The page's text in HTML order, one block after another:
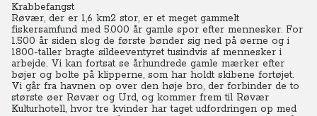
Krabbefangst
Røvær, der er 1,6 km2 stor, er et meget gammelt
fiskersamfund med 5.000 år gamle spor efter mennesker. For
1.500 år siden slog de første bønder sig ned på øerne og i
1800-taller bragte sildeeventyret tusindvis af mennesker i
arbejde. Vi kan fortsat se århundrede gamle mærker efter
bøjer og bolte på klipperne, som har holdt skibene fortøjet.
Vi går fra havnen op over den høje bro, der forbinder de to
største øer Røvær og Urd, og kommer frem til Røvær
Kulturhotell, hvor tre kvinder har taget udfordringen op med